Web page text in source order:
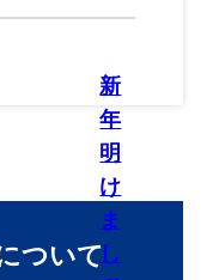
新
年
明
け
ま
し
ついて